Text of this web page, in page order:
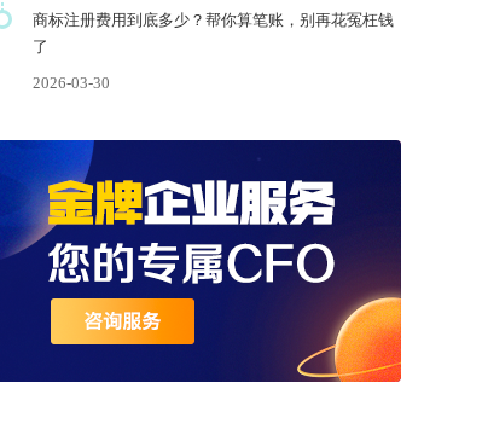
商标注册费用到底多少？帮你算笔账，别再花冤枉钱
了
2026-03-30